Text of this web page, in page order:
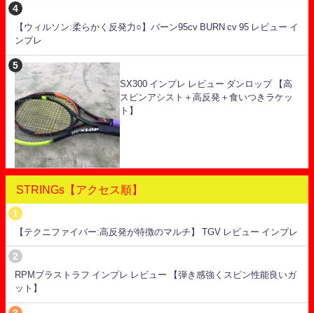
【ウィルソン:柔らかく反発力○】バーン95cv BURN cv 95 レビュー イ
ンプレ
SX300 インプレ レビュー ダンロップ 【高
スピンアシスト＋高反発＋食いつきラケッ
ト】
STRINGs【アクセス順】
【テクニファイバー:高反発が特徴のマルチ】 TGV レビュー インプレ
RPMブラストラフ インプレ レビュー 【弾き感強くスピン性能良いガ
ット】